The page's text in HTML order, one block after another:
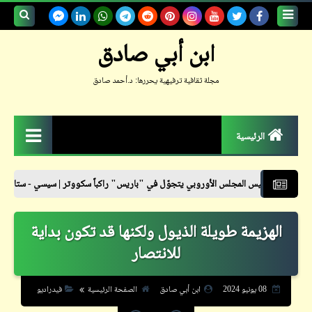
ابن أبي صادق
مجلة ثقافية ترفيهية يحررها: د.أحمد صادق
الرئيسية
حكم
حواديت
حوار
الأوروبي يتجوّل في "باريس" راكباً سكووتر | سيسي - ستايل نشرة
الهزيمة طويلة الذيول ولكنها قد تكون بداية
للانتصار
08 يونيو 2024 ابن أبي صادق الصفحة الرئيسية
فيدراديو